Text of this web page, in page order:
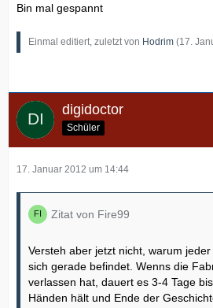
Bin mal gespannt
Einmal editiert, zuletzt von Hodrim (17.
digidoctor
Schüler
17. Januar 2012 um 14:44
Zitat von Fire99
Versteh aber jetzt nicht, warum
sich gerade befindet. Wenns die
verlassen hat, dauert es 3-4 Tage
Händen hält und Ende der